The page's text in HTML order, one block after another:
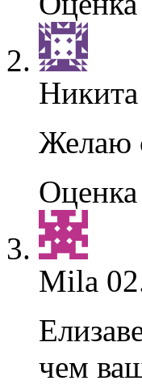
Никита
Желаю
Оценка
Mila
чем